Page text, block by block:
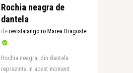
Rochia neagra de
dantela
de revistatango.ro Marea Dragoste
Rochia neagra, din dantela
reprezinta in acest moment